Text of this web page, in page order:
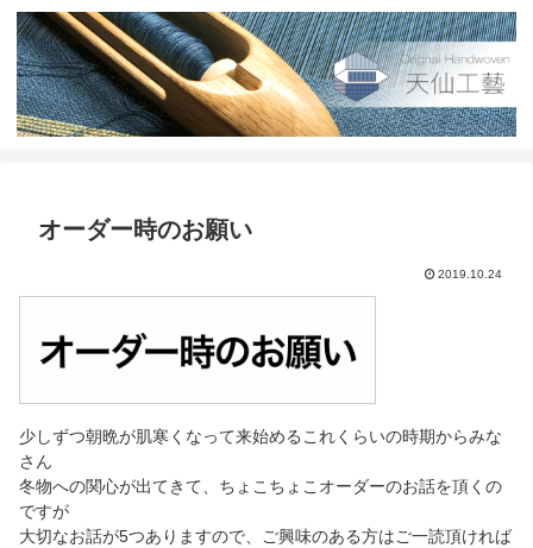
オーダー時のお願い
2019.10.24
少しずつ朝晩が肌寒くなって来始めるこれくらいの時期からみな
さん
冬物への関心が出てきて、ちょこちょこオーダーのお話を頂くの
ですが
大切なお話が5つありますので、ご興味のある方はご一読頂ければ